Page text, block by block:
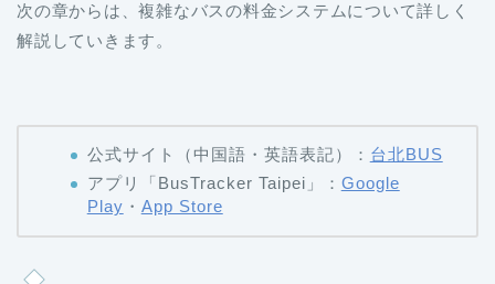
次の章からは、複雑なバスの料金システムについて詳しく
解説していきます。
公式サイト（中国語・英語表記）： 台北BUS
アプリ「BusTracker Taipei」： Google
Play ・ App Store